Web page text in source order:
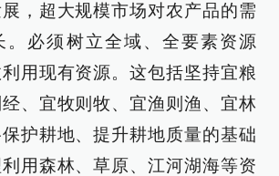
，超大规模市场对农产品的需
。必须树立全域、全要素资源
用现有资源。这包括坚持宜粮
、宜牧则牧、宜渔则渔、宜林
护耕地、提升耕地质量的基础
利用森林、草原、江河湖海等资